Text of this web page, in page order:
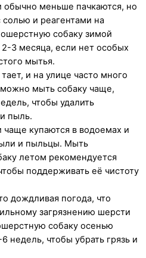
обычно меньше пачкаются, но
солью и реагентами на
собаку зимой
3 месяца, если нет особых
мытья.
и на улице часто много
можно мыть собаку чаще,
чтобы удалить
пыль.
чаще купаются в водоемах и
и пыльцы. Мыть
летом рекомендуется
поддерживать её чистоту
дождливая погода, что
загрязнению шерсти
собаку осенью
недель, чтобы убрать грязь и